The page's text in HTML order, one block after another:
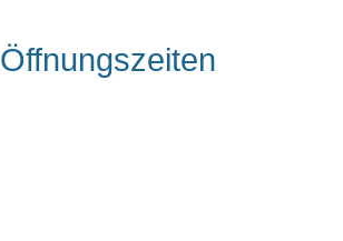
Öffnungszeiten